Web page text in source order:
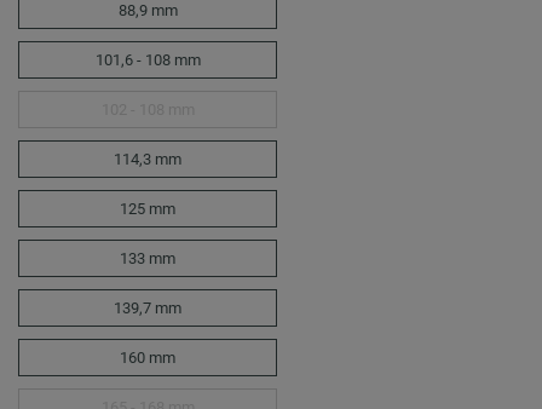
88,9 mm
101,6 - 108 mm
114,3 mm
125 mm
133 mm
139,7 mm
160 mm